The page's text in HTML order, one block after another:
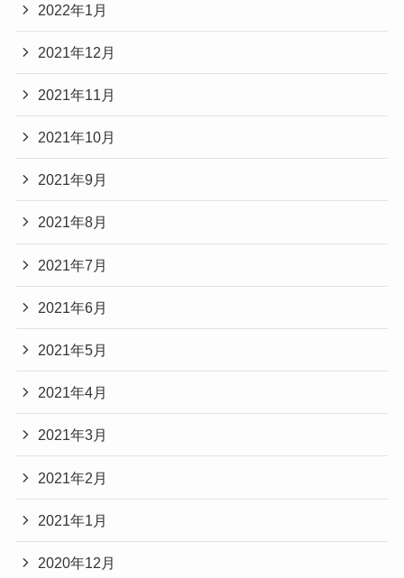
2022年1月
2021年12月
2021年11月
2021年10月
2021年9月
2021年8月
2021年7月
2021年6月
2021年5月
2021年4月
2021年3月
2021年2月
2021年1月
2020年12月